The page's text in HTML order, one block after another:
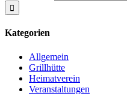
Kategorien
Allgemein
Grillhütte
Heimatverein
Veranstaltungen